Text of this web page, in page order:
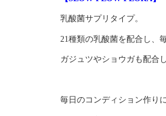
乳酸菌サプリタイプ。
21種類の乳酸菌を配合し、
ガジュツやショウガも配合
毎日のコンディション作りに